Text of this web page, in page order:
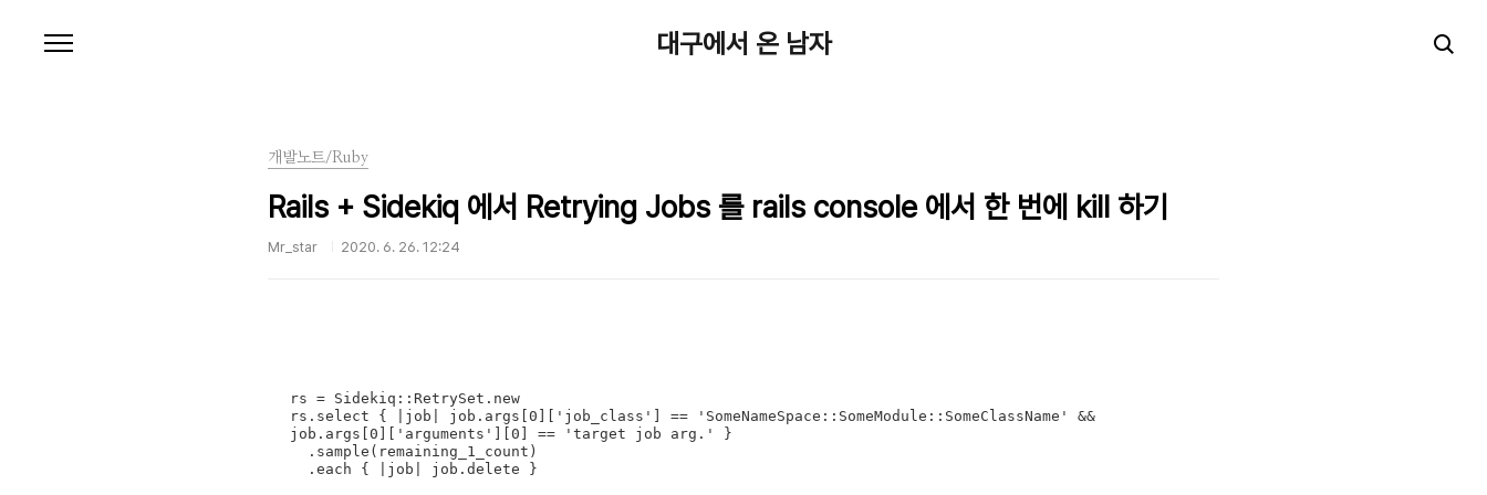
대구에서 온 남자
개발노트/Ruby
Rails + Sidekiq 에서 Retrying Jobs 를 rails console 에서 한 번에 kill 하기
Mr_star 2020. 6. 26. 12:24
rs = Sidekiq::RetrySet.new
rs.select { |job| job.args[0]['job_class'] == 'SomeNameSpace::SomeModule::SomeClassName' &&
job.args[0]['arguments'][0] == 'target job arg.' }
  .each { |job| job.delete }